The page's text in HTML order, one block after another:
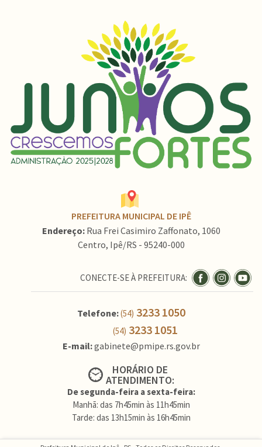
PREFEITURA MUNICIPAL DE IPÊ
Endereço: Rua Frei Casimiro Zaffonato, 1060
Centro, Ipê/RS - 95240-000
CONECTE-SE À PREFEITURA:
Telefone:(54) 3233 1050
(54) 3233 1051
E-mail:gabinete@pmipe.rs.gov.br
HORÁRIO DE
ATENDIMENTO:
De segunda-feira a sexta-feira:
Manhã: das 7h45min às 11h45min
Tarde: das 13h15min às 16h45min